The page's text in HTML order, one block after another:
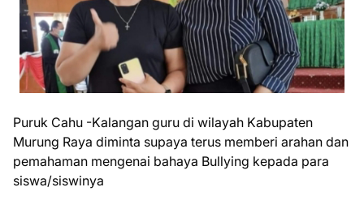
Puruk Cahu -Kalangan guru di wilayah Kabupaten
Murung Raya diminta supaya terus memberi arahan dan
pemahaman mengenai bahaya Bullying kepada para
siswa/siswinya